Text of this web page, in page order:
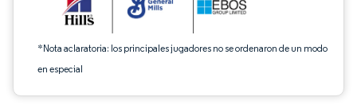
*Nota aclaratoria: los principales jugadores no se ordenaron de un modo
en especial